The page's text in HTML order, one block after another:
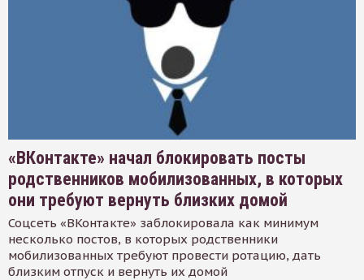
«ВКонтакте» начал блокировать посты
родственников мобилизованных, в которых
они требуют вернуть близких домой
Соцсеть «ВКонтакте» заблокировала как минимум
несколько постов, в которых родственники
мобилизованных требуют провести ротацию, дать
близким отпуск и вернуть их домой